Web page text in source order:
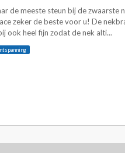
de meeste steun bij de zwaarste
zeker de beste voor u! De
ook heel fijn zodat de nek alti...